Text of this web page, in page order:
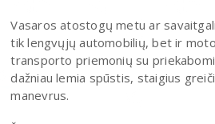
Vasaros atostogų metu ar
tik lengvųjų automobilių, bet ir
transporto priemonių su
dažniau lemia spūstis, staigius
manevrus.